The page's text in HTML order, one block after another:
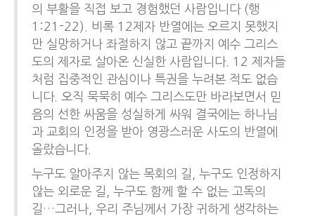
의 부활을 직접 보고 경험했던 사람입니다 (행
1:21-22). 비록 12제자 반열에는 오르지 못했지
만 실망하거나 좌절하지 않고 끝까지 예수 그리스
도의 제자로 살아온 신실한 사람입니다. 12 제자들
처럼 집중적인 관심이나 특권을 누려본 적도 없습
니다. 오직 묵묵히 예수 그리스도만 바라보면서 믿
음의 선한 싸움을 성실하게 싸워 결국에는 하나님
과 교회의 인정을 받아 영광스러운 사도의 반열에
올랐습니다.
누구도 알아주지 않는 목회의 길, 누구도 인정하지
않는 외로운 길, 누구도 함께 할 수 없는 고독의
길…그러나, 우리 주님께서 가장 귀하게 생각하는